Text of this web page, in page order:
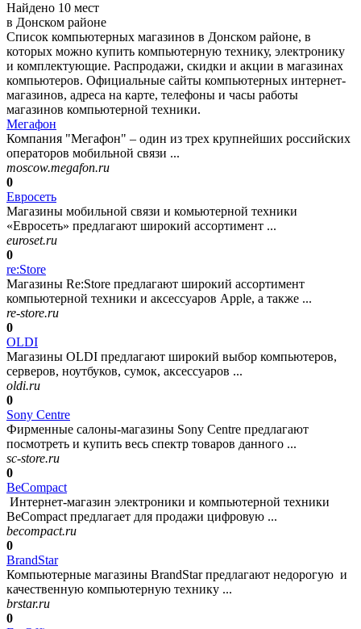
Найдено 10 мест
в Донском районе
Список компьютерных магазинов в Донском районе, в
которых можно купить компьютерную технику, электронику
и комплектующие. Распродажи, скидки и акции в магазинах
компьютеров. Официальные сайты компьютерных интернет-
магазинов, адреса на карте, телефоны и часы работы
магазинов компьютерной техники.
Мегафон
Компания "Мегафон" – один из трех крупнейших российских
операторов мобильной связи ...
moscow.megafon.ru
0
Евросеть
Магазины мобильной связи и комьютерной техники
«Евросеть» предлагают широкий ассортимент ...
euroset.ru
0
re:Store
Магазины Re:Store предлагают широкий ассортимент
компьютерной техники и аксессуаров Apple, а также ...
re-store.ru
0
OLDI
Магазины OLDI предлагают широкий выбор компьютеров,
серверов, ноутбуков, сумок, аксессуаров ...
oldi.ru
0
Sony Centre
Фирменные салоны-магазины Sony Centre предлагают
посмотреть и купить весь спектр товаров данного ...
sc-store.ru
0
BeCompact
Интернет-магазин электроники и компьютерной техники
BeCompact предлагает для продажи цифровую ...
becompact.ru
0
BrandStar
Компьютерные магазины BrandStar предлагают недорогую и
качественную компьютерную технику ...
brstar.ru
0